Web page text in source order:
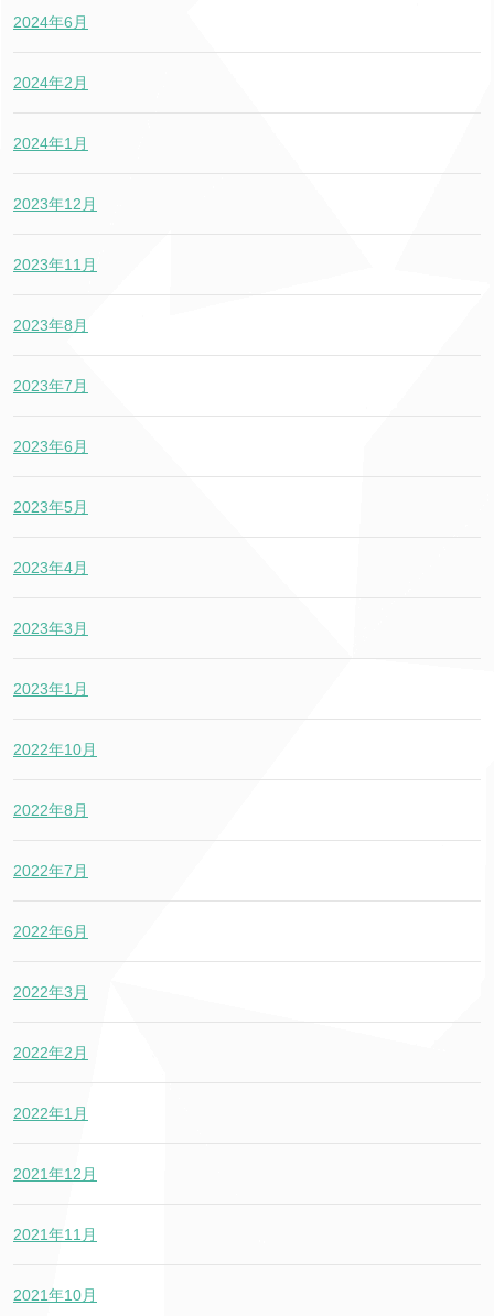
2024年6月
2024年2月
2024年1月
2023年12月
2023年11月
2023年8月
2023年7月
2023年6月
2023年5月
2023年4月
2023年3月
2023年1月
2022年10月
2022年8月
2022年7月
2022年6月
2022年3月
2022年2月
2022年1月
2021年12月
2021年11月
2021年10月